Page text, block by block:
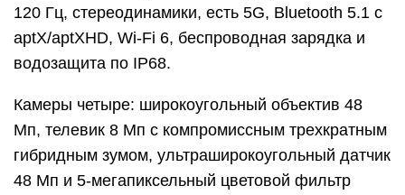
120 Гц, стереодинамики, есть 5G, Bluetooth 5.1 с
aptX/aptXHD, Wi-Fi 6, беспроводная зарядка и
водозащита по IP68.
Камеры четыре: широкоугольный объектив 48
Мп, телевик 8 Мп с компромиссным трехкратным
гибридным зумом, ультраширокоугольный датчик
48 Мп и 5-мегапиксельный цветовой фильтр